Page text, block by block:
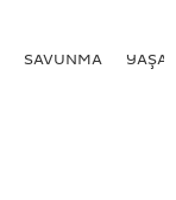
SAVUNMA